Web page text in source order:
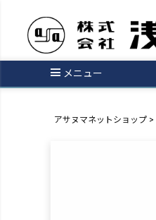
メニュー
アサヌマネットショップ